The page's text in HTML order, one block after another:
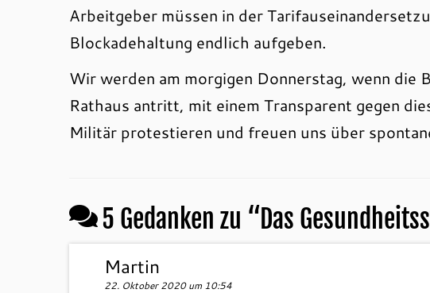
Arbeitgeber müssen in der
Blockadehaltung endlich aufgeben.
Wir werden am morgigen Donnerstag, wenn die
Rathaus antritt, mit einem Transparent gegen
Militär protestieren und freuen uns über
5 Gedanken zu “Das
Martin
22. Oktober 2020 um 10:54